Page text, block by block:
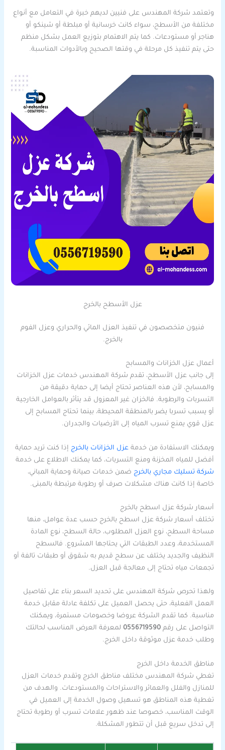
وتعتمد شركة المهندس على فنيين لديهم خبرة في التعامل مع أنواع
مختلفة من الأسطح، سواء كانت خرسانية أو مبلطة أو شينكو أو
هناجر أو مستودعات. كما يتم الاهتمام بتوزيع العمل بشكل منظم
حتى يتم تنفيذ كل مرحلة في وقتها الصحيح وبالأدوات المناسبة.
عزل الأسطح بالخرج
فنيون متخصصون في تنفيذ العزل المائي والحراري وعزل الفوم
بالخرج.
أعمال عزل الخزانات والمسابح
إلى جانب عزل الأسطح، تقدم شركة المهندس خدمات عزل الخزانات
والمسابح، لأن هذه العناصر تحتاج أيضا إلى حماية دقيقة من
التسربات والرطوبة. فالخزان غير المعزول قد يتأثر بالعوامل الخارجية
أو يسبب تسربا يضر بالمنطقة المحيطة، بينما تحتاج المسابح إلى
عزل قوي يمنع تسرب المياه إلى الأرضيات والجدران.
ويمكنك الاستفادة من خدمةعزل الخزانات بالخرج إذا كنت تريد حماية
أفضل للمياه المخزنة ومنع التسربات، كما يمكنك الاطلاع على خدمة
شركة تسليك مجاري بالخرج ضمن خدمات صيانة وحماية المباني،
خاصة إذا كانت هناك مشكلات صرف أو رطوبة مرتبطة بالمبنى.
أسعار شركة عزل اسطح بالخرج
تختلف أسعار شركة عزل اسطح بالخرج حسب عدة عوامل، منها
مساحة السطح، نوع العزل المطلوب، حالة السطح، نوع المادة
المستخدمة، وعدد الطبقات التي يحتاجها المشروع. فالسطح
النظيف والجديد يختلف عن سطح قديم به شقوق أو طبقات تالفة أو
تجمعات مياه تحتاج إلى معالجة قبل العزل.
ولهذا تحرص شركة المهندس على تحديد السعر بناء على تفاصيل
العمل الفعلية، حتى يحصل العميل على تكلفة عادلة مقابل خدمة
مناسبة. كما تقدم الشركة عروضا وخصومات مستمرة، ويمكنك
التواصل على رقم0556719590 لمعرفة العرض المناسب لحالتك
وطلب خدمة عزل موثوقة داخل الخرج.
مناطق الخدمة داخل الخرج
تغطي شركة المهندس مختلف مناطق الخرج وتقدم خدمات العزل
للمنازل والفلل والعمائر والاستراحات والمستودعات. والهدف من
تغطية هذه المناطق هو تسهيل وصول الخدمة إلى العميل في
الوقت المناسب، خصوصا عند ظهور علامات تسرب أو رطوبة تحتاج
إلى تدخل سريع قبل أن تتطور المشكلة.